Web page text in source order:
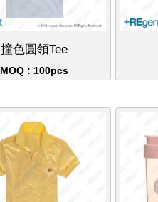
撞色圓領Tee
MOQ : 100pcs